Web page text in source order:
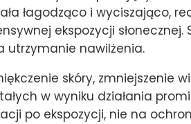
łagodząco i wyciszająco,
ekspozycji słonecznej.
utrzymanie nawilżenia.
skóry, zmniejszenie
w wyniku działania
po ekspozycji, nie na